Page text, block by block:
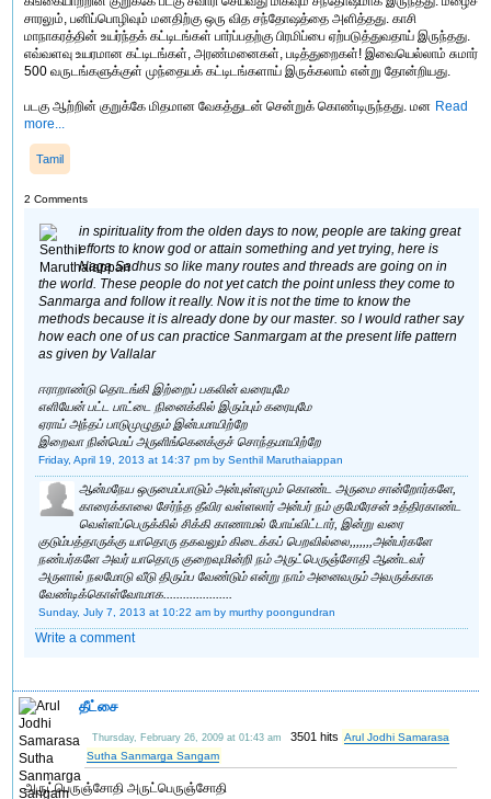
சாரலும், பனிப்பொழிவும் மனதிற்கு ஒரு வித சந்தோஷத்தை அளித்தது. காசி
மாநாகரத்தின் உயர்ந்தக் கட்டிடங்கள் பார்ப்பதற்கு பிரமிப்பை ஏற்படுத்துவதாய் இருந்தது.
எவ்வளவு உயரமான கட்டிடங்கள், அரண்மனைகள், படித்துறைகள்! இவையெல்லாம் சுமார்
500 வருடங்களுக்குள் முந்தையக் கட்டிடங்களாய் இருக்கலாம் என்று தோன்றியது.
படகு ஆற்றின் குறுக்கே மிதமான வேகத்துடன் சென்றுக் கொண்டிருந்தது. மன Read
more...
Tamil
2 Comments
in spirituality from the olden days to now, people are taking great
efforts to know god or attain something and yet trying, here is
Naga Sadhus so like many routes and threads are going on in
the world. These people do not yet catch the point unless they come to
Sanmarga and follow it really. Now it is not the time to know the
methods because it is already done by our master. so I would rather say
how each one of us can practice Sanmargam at the present life pattern
as given by Vallalar
ஈராறாண்டு தொடங்கி இற்றைப் பகலின் வரையுமே
எளியேன் பட்ட பாட்டை நினைக்கில் இரும்பும் கரையுமே
ஏராய் அந்தப் பாடுமுழுதும் இன்பமாயிற்றே
இறைவா நின்மெய் அருளிங்கெனக்குச் சொந்தமாயிற்றே
Friday, April 19, 2013 at 14:37 pm by Senthil Maruthaiappan
ஆன்மநேய ஒருமைப்பாடும் அன்புள்ளமும் கொண்ட அருமை சான்றோர்களே,
காரைக்காலை சேர்ந்த தீவிர வள்ளலார் அன்பர் நம் குமேரேசன் உத்திரகாண்ட
வெள்ளப்பெருக்கில் சிக்கி காணாமல் போய்விட்டார், இன்று வரை
குடும்பத்தாருக்கு யாதொரு தகவலும் கிடைக்கப் பெறவில்லை,,,,,,,அன்பர்களே
நண்பர்களே அவர் யாதொரு குறைவுமின்றி நம் அருட்பெருஞ்சோதி ஆண்டவர்
அருளால் நலமோடு வீடு திரும்ப வேண்டும் என்று நாம் அனைவரும் அவருக்காக
வேண்டிக்கொள்வோமாக.....................
Sunday, July 7, 2013 at 10:22 am by murthy poongundran
Write a comment
தீட்சை
Thursday, February 26, 2009 at 01:43 am 3501 hits Arul Jodhi Samarasa
Sutha Sanmarga Sangam
அருட்பெருஞ்சோதி அருட்பெருஞ்சோதி